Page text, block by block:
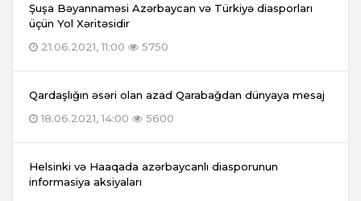
Şuşa Bəyannaməsi Azərbaycan və Türkiyə diasporları
üçün Yol Xəritəsidir
21.06.2021, 11:00
5750
Qardaşlığın əsəri olan azad Qarabağdan dünyaya mesaj
18.06.2021, 14:00
5600
Helsinki və Haaqada azərbaycanlı diasporunun
informasiya aksiyaları